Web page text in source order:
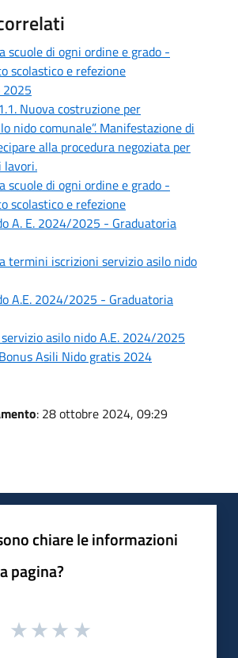
scuole di ogni ordine e grado -
scolastico e refezione
2025
Nuova costruzione per
nido comunale”. Manifestazione di
alla procedura negoziata per
lavori.
scuole di ogni ordine e grado -
scolastico e refezione
A. E. 2024/2025 - Graduatoria
termini iscrizioni servizio asilo nido
A.E. 2024/2025 - Graduatoria
asilo nido A.E. 2024/2025
Asili Nido gratis 2024
: 28 ottobre 2024, 09:29
chiare le informazioni
pagina?